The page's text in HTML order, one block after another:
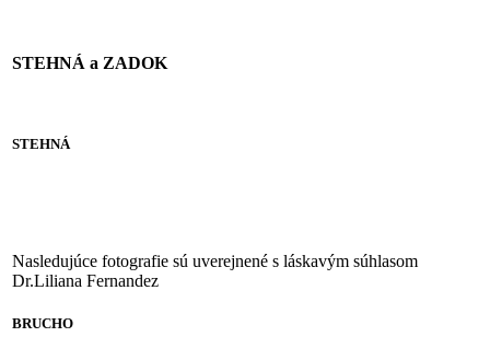
STEHNÁ a ZADOK
STEHNÁ
Nasledujúce fotografie sú uverejnené s láskavým súhlasom
Dr.Liliana Fernandez
BRUCHO